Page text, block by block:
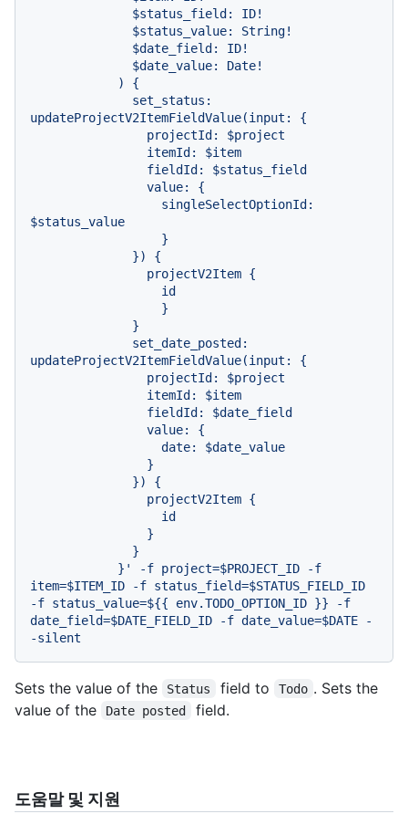
updateProjectV2ItemFieldValue(input: {
$status_value
updateProjectV2ItemFieldValue(input: {
item=$ITEM_ID -f status_field=$STATUS_FIELD_ID
-f status_value=${{ env.TODO_OPTION_ID }} -f
date_field=$DATE_FIELD_ID -f date_value=$DATE -
-silent
Sets the value of the Status field to Todo . Sets the
value of the
Date posted field.
도움말 및 지원